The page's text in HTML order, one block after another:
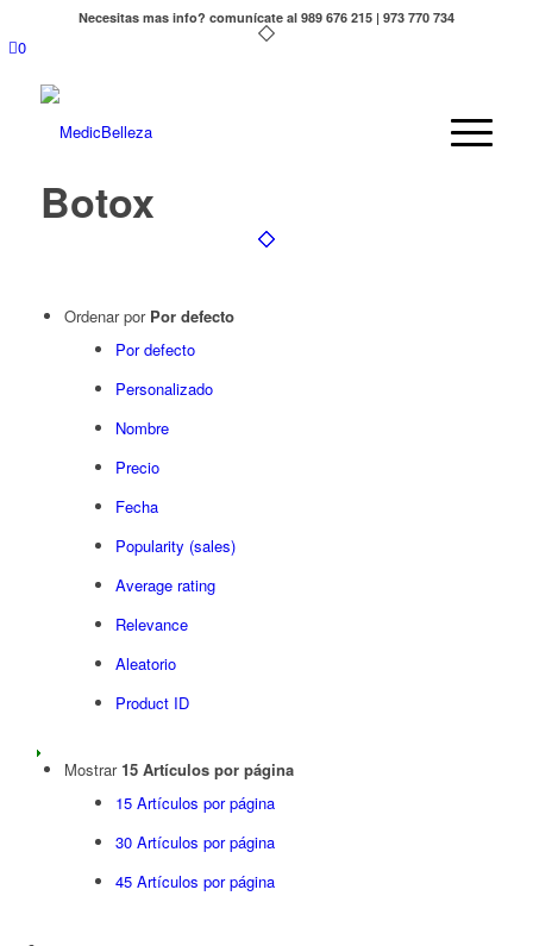
Necesitas mas info? comunícate al 989 676 215 | 973 770 734
0
Botox
Ordenar por Por defecto
Por defecto
Personalizado
Nombre
Precio
Fecha
Popularity (sales)
Average rating
Relevance
Aleatorio
Product ID
Mostrar 15 Artículos por página
15 Artículos por página
30 Artículos por página
45 Artículos por página